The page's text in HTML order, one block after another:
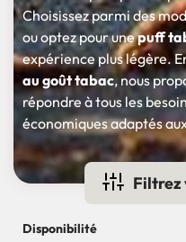
Choisissez parmi des
ou optez pour unepuff
expérience plus légère.
au goût tabac, nous
répondre à tous les
économiques adaptés
Filtrez
Disponibilité